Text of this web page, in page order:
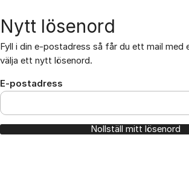
Nytt lösenord
Fyll i din e-postadress så får du ett mail med
välja ett nytt lösenord.
E-postadress
Nollställ mitt lösenord